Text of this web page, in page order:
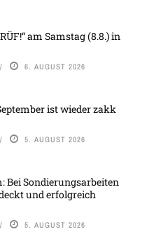
am Samstag (8.8.) in
6. AUGUST 2026
ist wieder zakk
5. AUGUST 2026
Bei Sondierungsarbeiten
und erfolgreich
5. AUGUST 2026